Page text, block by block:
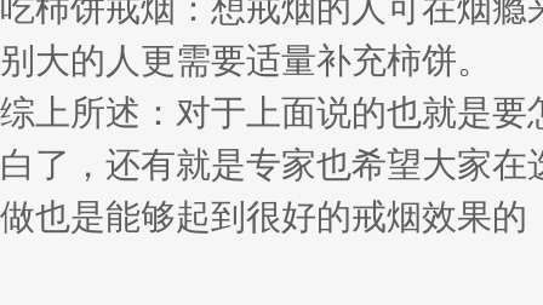
别大的人更需要适量补充柿饼。
综上所述：对于上面说的也就是
白了，还有就是专家也希望大家
做也是能够起到很好的戒烟效果